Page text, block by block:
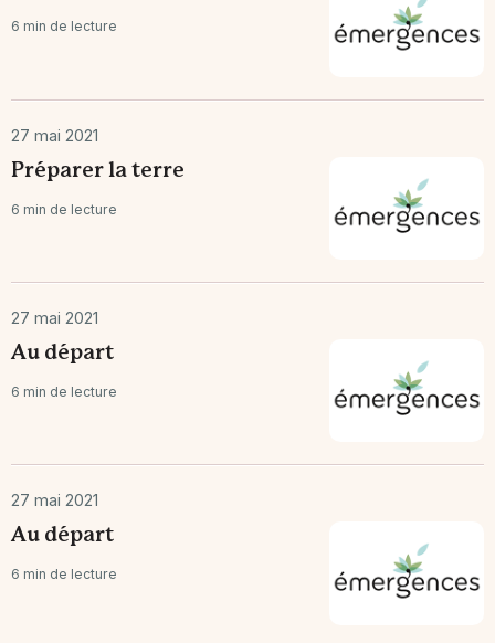
6 min de lecture
27 mai 2021
Préparer la terre
6 min de lecture
27 mai 2021
Au départ
6 min de lecture
27 mai 2021
Au départ
6 min de lecture